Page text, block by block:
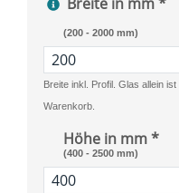
(200 - 2000 mm)
Breite inkl. Profil. Glas allein
Warenkorb.
Höhe in mm *
(400 - 2500 mm)